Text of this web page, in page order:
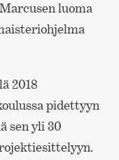
luoma
2018
pidettyyn
sen yli 30